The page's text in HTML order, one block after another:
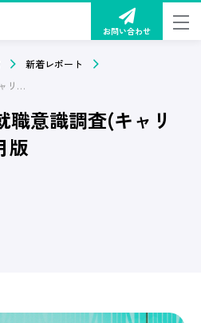
お問い合わせ
新着レポート
2026年卒学生の就職意識調査(キャリア形成)2024年5月版
職意識調査(キャリ
版